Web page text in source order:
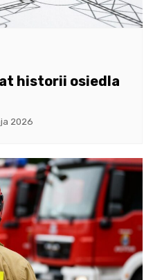
historii osiedla
2026